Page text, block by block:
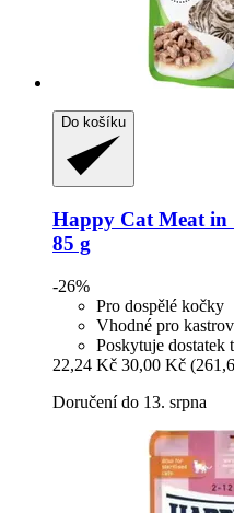
Do košíku
Happy Cat Meat in
85 g
-26%
Pro dospělé kočky
Vhodné pro
Poskytuje dostatek
22,24 Kč 30,00 Kč
Doručení do 13. srpna